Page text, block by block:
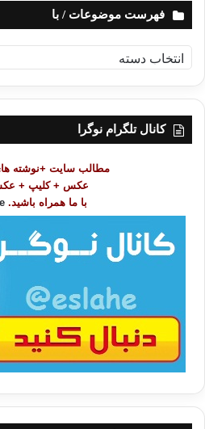
فهرست موضوعات / با
ه
ر
کانال تلگرام نوگرا
مطالب سایت +نوشته
عکس + کلیپ +
با ما همراه باشید.